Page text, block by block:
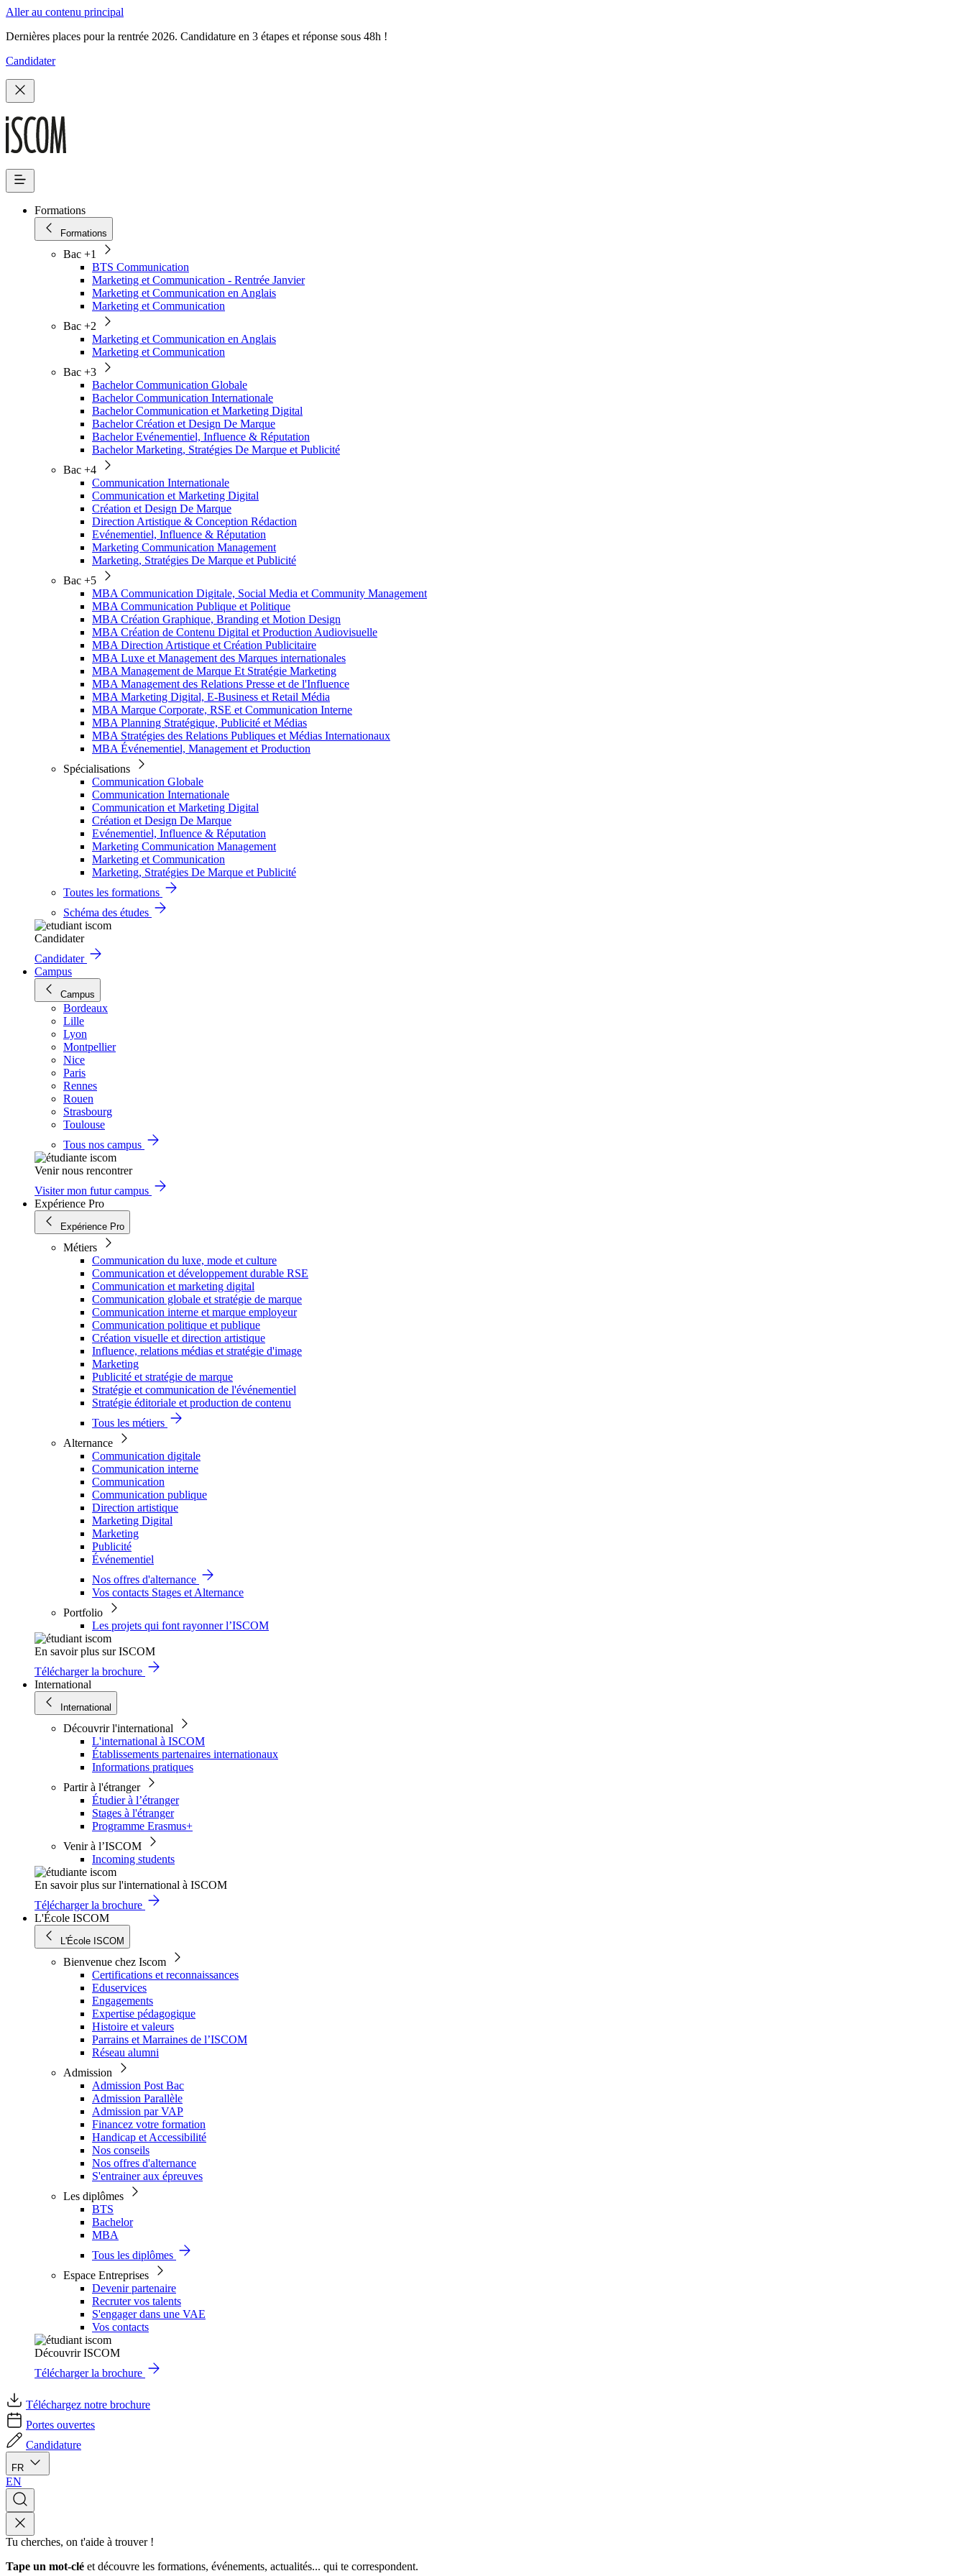
Aller au contenu principal
Dernières places pour la rentrée 2026. Candidature en 3 étapes et réponse sous 48h !
Candidater
Formations
Formations
Bac +1
BTS Communication
Marketing et Communication - Rentrée Janvier
Marketing et Communication en Anglais
Marketing et Communication
Bac +2
Marketing et Communication en Anglais
Marketing et Communication
Bac +3
Bachelor Communication Globale
Bachelor Communication Internationale
Bachelor Communication et Marketing Digital
Bachelor Création et Design De Marque
Bachelor Evénementiel, Influence & Réputation
Bachelor Marketing, Stratégies De Marque et Publicité
Bac +4
Communication Internationale
Communication et Marketing Digital
Création et Design De Marque
Direction Artistique & Conception Rédaction
Evénementiel, Influence & Réputation
Marketing Communication Management
Marketing, Stratégies De Marque et Publicité
Bac +5
MBA Communication Digitale, Social Media et Community Management
MBA Communication Publique et Politique
MBA Création Graphique, Branding et Motion Design
MBA Création de Contenu Digital et Production Audiovisuelle
MBA Direction Artistique et Création Publicitaire
MBA Luxe et Management des Marques internationales
MBA Management de Marque Et Stratégie Marketing
MBA Management des Relations Presse et de l'Influence
MBA Marketing Digital, E-Business et Retail Média
MBA Marque Corporate, RSE et Communication Interne
MBA Planning Stratégique, Publicité et Médias
MBA Stratégies des Relations Publiques et Médias Internationaux
MBA Événementiel, Management et Production
Spécialisations
Communication Globale
Communication Internationale
Communication et Marketing Digital
Création et Design De Marque
Evénementiel, Influence & Réputation
Marketing Communication Management
Marketing et Communication
Marketing, Stratégies De Marque et Publicité
Toutes les formations
Schéma des études
Candidater
Candidater
Campus
Campus
Bordeaux
Lille
Lyon
Montpellier
Nice
Paris
Rennes
Rouen
Strasbourg
Toulouse
Tous nos campus
Venir nous rencontrer
Visiter mon futur campus
Expérience Pro
Expérience Pro
Métiers
Communication du luxe, mode et culture
Communication et développement durable RSE
Communication et marketing digital
Communication globale et stratégie de marque
Communication interne et marque employeur
Communication politique et publique
Création visuelle et direction artistique
Influence, relations médias et stratégie d'image
Marketing
Publicité et stratégie de marque
Stratégie et communication de l'événementiel
Stratégie éditoriale et production de contenu
Tous les métiers
Alternance
Communication digitale
Communication interne
Communication
Communication publique
Direction artistique
Marketing Digital
Marketing
Publicité
Événementiel
Nos offres d'alternance
Vos contacts Stages et Alternance
Portfolio
Les projets qui font rayonner l’ISCOM
En savoir plus sur ISCOM
Télécharger la brochure
International
International
Découvrir l'international
L'international à ISCOM
Établissements partenaires internationaux
Informations pratiques
Partir à l'étranger
Étudier à l’étranger
Stages à l'étranger
Programme Erasmus+
Venir à l’ISCOM
Incoming students
En savoir plus sur l'international à ISCOM
Télécharger la brochure
L'École ISCOM
L'École ISCOM
Bienvenue chez Iscom
Certifications et reconnaissances
Eduservices
Engagements
Expertise pédagogique
Histoire et valeurs
Parrains et Marraines de l’ISCOM
Réseau alumni
Admission
Admission Post Bac
Admission Parallèle
Admission par VAP
Financez votre formation
Handicap et Accessibilité
Nos conseils
Nos offres d'alternance
S'entrainer aux épreuves
Les diplômes
BTS
Bachelor
MBA
Tous les diplômes
Espace Entreprises
Devenir partenaire
Recruter vos talents
S'engager dans une VAE
Vos contacts
Découvrir ISCOM
Télécharger la brochure
Téléchargez notre brochure
Portes ouvertes
Candidature
FR
EN
Tu cherches, on t'aide à trouver !
Tape un mot-clé et découvre les formations, événements, actualités... qui te correspondent.